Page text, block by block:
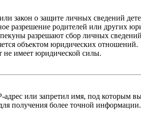
закон о защите личных сведений
разрешение родителей или других
разрешают сбор личных
объектом юридических отношений.
не имеет юридической силы.
или запретил имя, под которым
получения более точной информации.